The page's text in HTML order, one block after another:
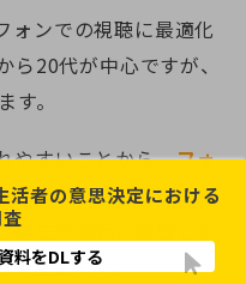
ォンでの視聴に最適化
ら20代が中心ですが、
。
やすいことから、フォ
数が伸びる可能性があ
生が評価に影響しま
が重要です。
活者の意思決定における
料をDLする